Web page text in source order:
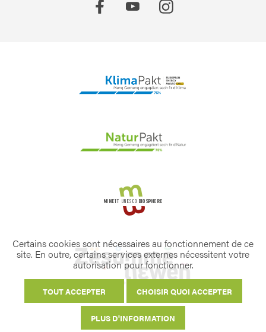
Certains cookies sont nécessaires au fonctionnement de ce
site. En outre, certains services externes nécessitent votre
autorisation pour fonctionner.
TOUT ACCEPTER CHOISIR QUOI ACCEPTER
PLUS D'INFORMATION